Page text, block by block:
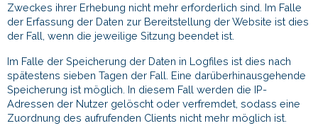
Zweckes ihrer Erhebung nicht mehr erforderlich sind. Im Falle
der Erfassung der Daten zur Bereitstellung der Website ist dies
der Fall, wenn die jeweilige Sitzung beendet ist.
Im Falle der Speicherung der Daten in Logfiles ist dies nach
spätestens sieben Tagen der Fall. Eine darüberhinausgehende
Speicherung ist möglich. In diesem Fall werden die IP-
Adressen der Nutzer gelöscht oder verfremdet, sodass eine
Zuordnung des aufrufenden Clients nicht mehr möglich ist.